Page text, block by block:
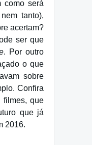
como será
tanto),
acertam?
ser que
. Por outro
o que
sobre
Confira
filmes, que
que já
2016.